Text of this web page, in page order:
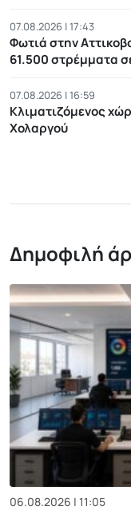
07.08.2026 | 17:43
Φωτιά στην
61.500 στρέμματα
07.08.2026 | 16:59
Κλιματιζόμενος
Χολαργού
Δημοφιλή
06.08.2026 | 11:05